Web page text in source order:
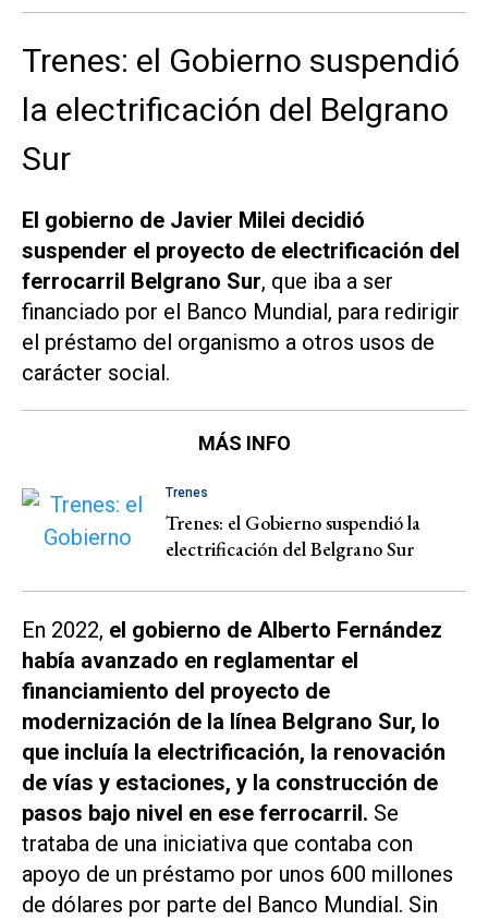
Trenes: el Gobierno suspendió
la electrificación del Belgrano
Sur
El gobierno de Javier Milei decidió
suspender el proyecto de electrificación del
ferrocarril Belgrano Sur, que iba a ser
financiado por el Banco Mundial, para redirigir
el préstamo del organismo a otros usos de
carácter social.
MÁS INFO
Trenes
Trenes: el Gobierno suspendió la
electrificación del Belgrano Sur
En 2022, el gobierno de Alberto Fernández
había avanzado en reglamentar el
financiamiento del proyecto de
modernización de la línea Belgrano Sur, lo
que incluía la electrificación, la renovación
de vías y estaciones, y la construcción de
pasos bajo nivel en ese ferrocarril. Se
trataba de una iniciativa que contaba con
apoyo de un préstamo por unos 600 millones
de dólares por parte del Banco Mundial. Sin